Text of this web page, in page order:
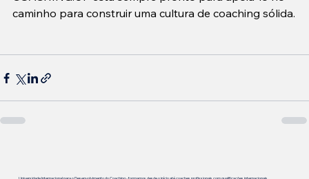
caminho para construir uma cultura de coaching sólida.
Universidade Internacional para o Desenvolvimento do Coaching - formamos desde o início até coaches profissionais com qualificações internacionais.